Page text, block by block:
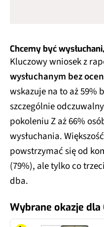
Chcemy być
Kluczowy wniosek z
wysłuchanym bez
wskazuje na to aż 59%
szczególnie
pokoleniu Z aż 66%
wysłuchania.
powstrzymać się od
(79%), ale tylko co
dba.​
Wybrane okazje dla